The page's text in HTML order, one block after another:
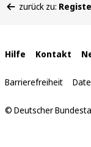
befinden
zurück zu:
Interne
Links
Hilfe Kontakt
Barrierefreiheit
© Deutscher